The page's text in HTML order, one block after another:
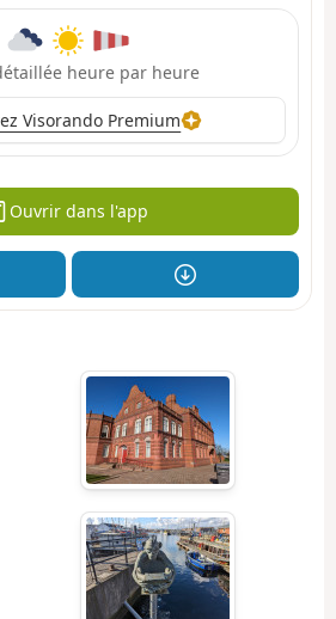
heure par heure
Visorando Premium
Ouvrir dans l'app